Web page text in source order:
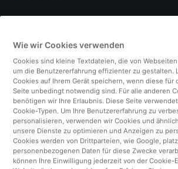
Italien
Finnland
Vereinigtes Königreich
Türkei
Niederlande
Wie wir Cookies verwenden
Cookies sind kleine Textdateien, die von
um die Benutzererfahrung effizienter zu gestalten.
Cookies auf Ihrem Gerät speichern, wenn diese für
Seite unbedingt notwendig sind. Für alle anderen
benötigen wir Ihre Erlaubnis. Diese Seite
Cookie-Typen. Um Ihre Benutzererfahrung zu
personalisieren, verwenden wir Cookies und
unsere Dienste zu optimieren und Anzeigen zu
Cookies werden von Drittparteien, wie Google,
personenbezogenen Daten für diese Zwecke
können Ihre Einwilligung jederzeit von der Cookie-